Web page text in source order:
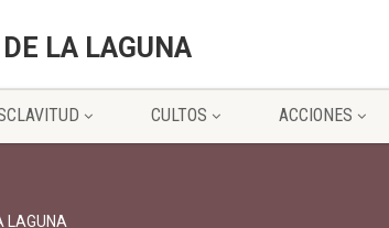
LA LAGUNA
CULTOS ACCIONES
LAGUNA